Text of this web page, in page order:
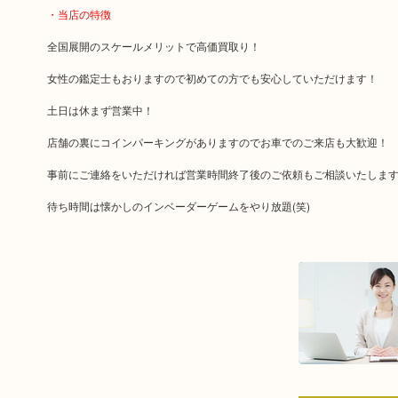
・当店の特徴
全国展開のスケールメリットで高価買取り！
女性の鑑定士もおりますので初めての方でも安心していただけます！
土日は休まず営業中！
店舗の裏にコインパーキングがありますのでお車でのご来店も大歓迎！
事前にご連絡をいただければ営業時間終了後のご依頼もご相談いたしま
待ち時間は懐かしのインベーダーゲームをやり放題(笑)